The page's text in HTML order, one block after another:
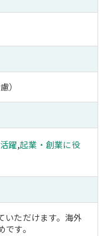
）
躍,起業・創業に役
いただけます。海外
す。